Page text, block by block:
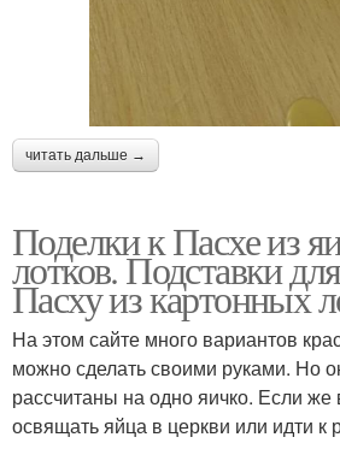
читать дальше →
Поделки к Пасхе из
лотков. Подставки
Пасху из картонных
На этом сайте много вариантов
можно сделать своими руками. Но
рассчитаны на одно яичко. Если же
освящать яйца в церкви или идти к